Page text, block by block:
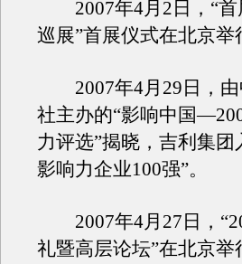
2007年4月2日，“首
巡展”首展仪式在北京
2007年4月29日，由
社主办的“影响中国
力评选”揭晓，吉利集
影响力企业100强”。
2007年4月27日，
礼暨高层论坛”在北京